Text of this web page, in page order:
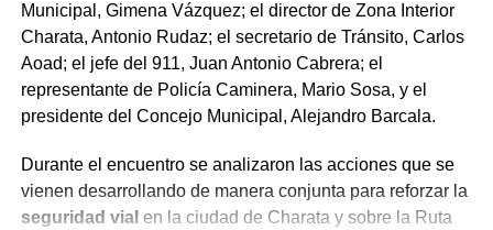
De la reunión participaron el intendente de Charata,
Rubén Rach; la jueza de Faltas Provincial, Eliana López
Piccilli; la jueza de Faltas Municipal, Gimena Vázquez; el
director de Zona Interior Charata, Antonio Rudaz; el
secretario de Tránsito, Carlos Aoad; el jefe del 911, Juan
Mario Sosa, y el presidente del Concejo Municipal,
Alejandro Barcala.
Municipal, Gimena Vázquez; el director de Zona Interior
Charata, Antonio Rudaz; el secretario de Tránsito, Carlos
Aoad; el jefe del 911, Juan Antonio Cabrera; el
representante de Policía Caminera, Mario Sosa, y el
presidente del Concejo Municipal, Alejandro Barcala.
Durante el encuentro se analizaron las acciones que se
vienen desarrollando de manera conjunta para reforzar la
seguridad vial en la ciudad de Charata y sobre la Ruta